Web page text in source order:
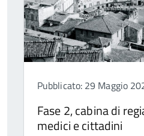
Pubblicato: 29 Maggio
Fase 2, cabina di
medici e cittadini